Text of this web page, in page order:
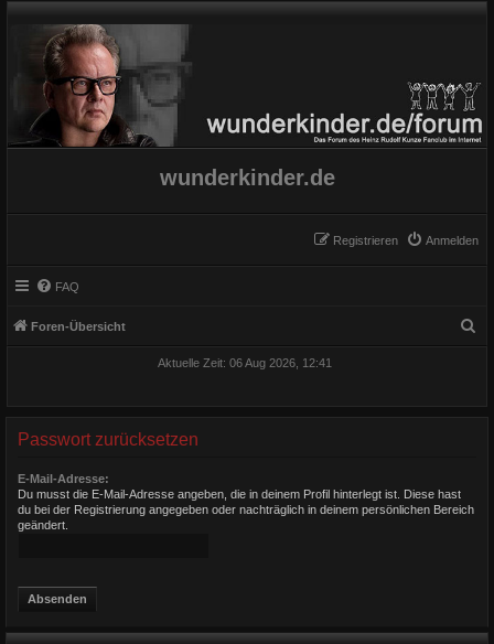
wunderkinder.de
Anmelden
Registrieren
FAQ
Foren-Übersicht
Aktuelle Zeit: 06 Aug 2026, 12:41
Passwort zurücksetzen
E-Mail-Adresse:
Du musst die E-Mail-Adresse angeben, die in deinem Profil hinterlegt ist. Diese hast
du bei der Registrierung angegeben oder nachträglich in deinem persönlichen Bereich
geändert.